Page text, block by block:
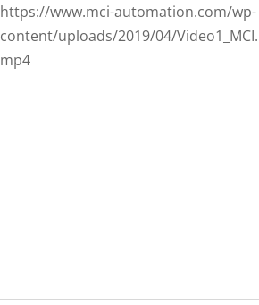
https://www.mci-automation.com/wp-
content/uploads/2019/04/Video1_MCI.
mp4